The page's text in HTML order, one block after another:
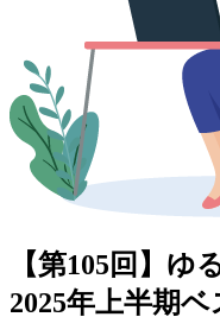
【第105回】ゆ
2025年上半期ベ